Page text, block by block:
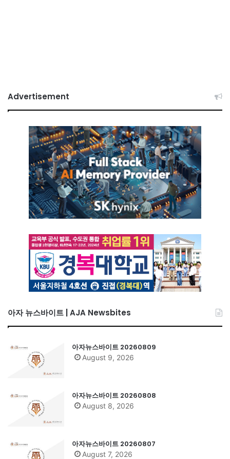
Advertisement
아자 뉴스바이트 | AJA Newsbites
아자뉴스바이트 20260809
August 9, 2026
아자뉴스바이트 20260808
August 8, 2026
아자뉴스바이트 20260807
August 7, 2026